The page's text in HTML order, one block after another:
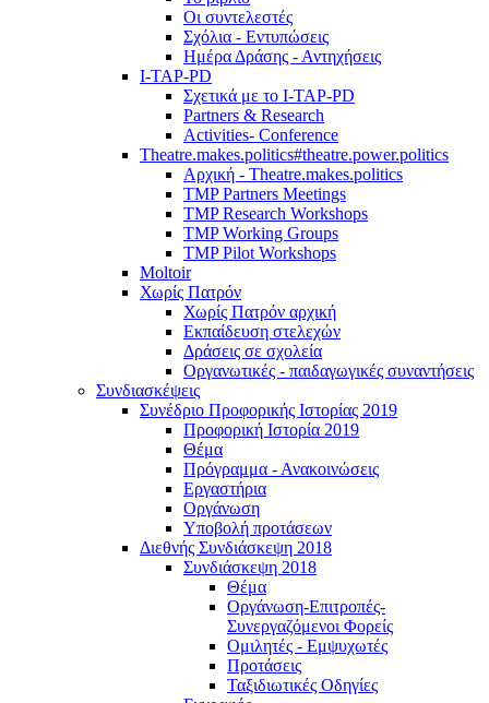
Οι συντελεστές
Σχόλια - Εντυπώσεις
Ημέρα Δράσης - Αντηχήσεις
I-TAP-PD
Σχετικά με το I-TAP-PD
Partners & Research
Activities- Conference
Theatre.makes.politics#theatre.power.politics
Αρχική - Theatre.makes.politics
TMP Partners Meetings
TMP Research Workshops
TMP Working Groups
TMP Pilot Workshops
Moltoir
Χωρίς Πατρόν
Χωρίς Πατρόν αρχική
Εκπαίδευση στελεχών
Δράσεις σε σχολεία
Οργανωτικές - παιδαγωγικές συναντήσεις
Συνδιασκέψεις
Συνέδριο Προφορικής Ιστορίας 2019
Προφορική Ιστορία 2019
Θέμα
Πρόγραμμα - Ανακοινώσεις
Εργαστήρια
Οργάνωση
Υποβολή προτάσεων
Διεθνής Συνδιάσκεψη 2018
Συνδιάσκεψη 2018
Θέμα
Οργάνωση-Επιτροπές-
Συνεργαζόμενοι Φορείς
Ομιλητές - Εμψυχωτές
Προτάσεις
Ταξιδιωτικές Οδηγίες